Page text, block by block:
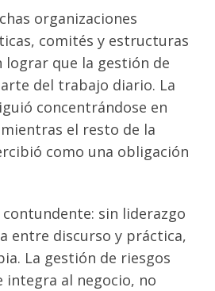
organizaciones
comités y estructuras
que la gestión de
del trabajo diario. La
concentrándose en
el resto de la
como una obligación
sin liderazgo
entre discurso y práctica,
La gestión de riesgos
integra al negocio, no